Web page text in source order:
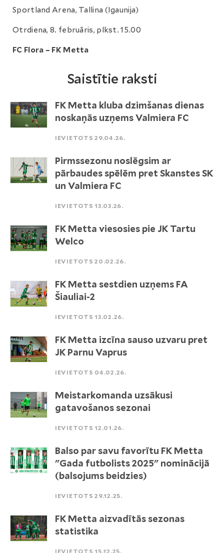
Sportland Arena, Tallina (Igaunija)
Otrdiena, 8. februāris, plkst. 15.00
FC Flora – FK Metta
Saistītie raksti
FK Metta kluba dzimšanas dienas
noskaņās uzņems Valmiera FC
IEVIETOTS 29.04.26.
Pirmssezonu noslēgsim ar
pārbaudes spēlēm pret Skanstes SK
un Valmiera FC
IEVIETOTS 13.03.26.
FK Metta viesosies pie JK Tartu
Welco
IEVIETOTS 20.02.26.
FK Metta sestdien uzņems FA
Šiauliai-2
IEVIETOTS 13.02.26.
FK Metta izcīna sauso uzvaru pret
JK Parnu Vaprus
IEVIETOTS 04.02.26.
Meistarkomanda uzsākusi
gatavošanos sezonai
IEVIETOTS 12.01.26.
Balso par savu favorītu FK Metta
"Gada futbolists 2025" nominācijā
(balsojums beidzies)
IEVIETOTS 29.12.25.
FK Metta aizvadītās sezonas
statistika
IEVIETOTS 15.12.25.